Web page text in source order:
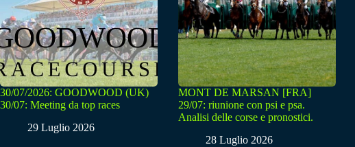
30/07/2026: GOODWOOD (UK)
30/07: Meeting da top races
29 Luglio 2026
MONT DE MARSAN [FRA]
29/07: riunione con psi e psa.
Analisi delle corse e pronostici.
28 Luglio 2026